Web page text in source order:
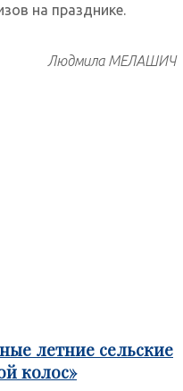
на празднике.
Людмила МЕЛАШИЧ
летние сельские
колос»